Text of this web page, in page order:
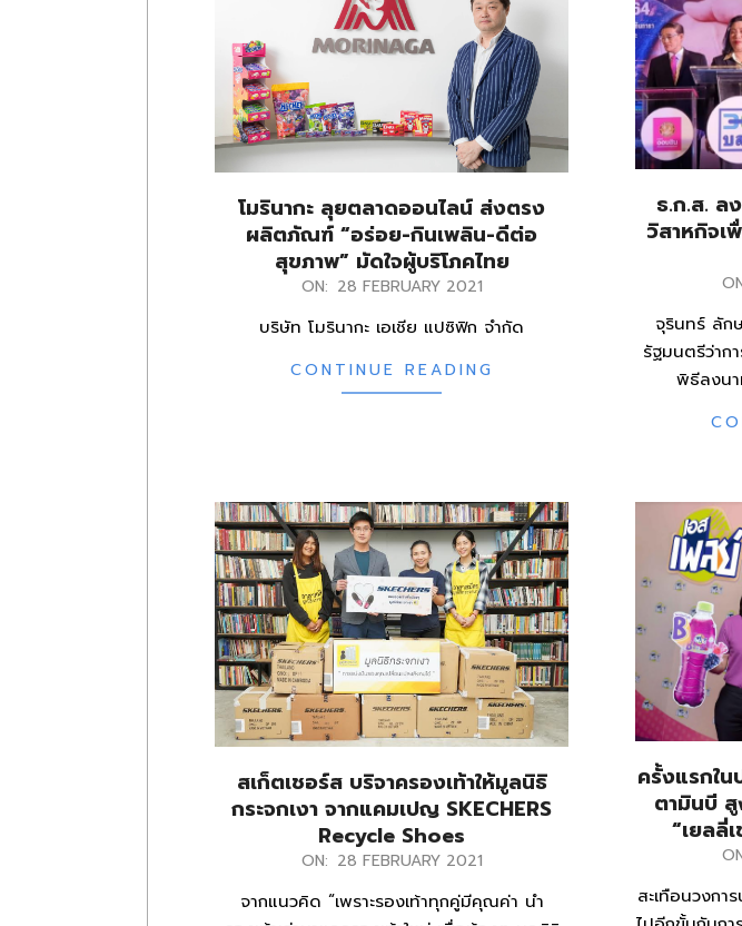
โมรินากะ ลุยตลาดออนไลน์ ส่งตรง
ผลิตภัณฑ์ “อร่อย-กินเพลิน-ดีต่อ
สุขภาพ” มัดใจผู้บริโภคไทย
ON: 28 FEBRUARY 2021
บริษัท โมรินากะ เอเชีย แปซิฟิก จำกัด
CONTINUE READING
ธ.ก.ส. ล
วิสาหกิจเ
28
จุรินทร์ ลัก
รัฐมนตรีว่าก
พิธีลงน
สเก็ตเชอร์ส บริจาครองเท้าให้มูลนิธิ
กระจกเงา จากแคมเปญ SKECHERS
Recycle Shoes
ON: 28 FEBRUARY 2021
จากแนวคิด “เพราะรองเท้าทุกคู่มีคุณค่า นำ
ครั้งแรกใน
ตามินบี
“เยลลี่
02-
28
สะเทือนวงกา